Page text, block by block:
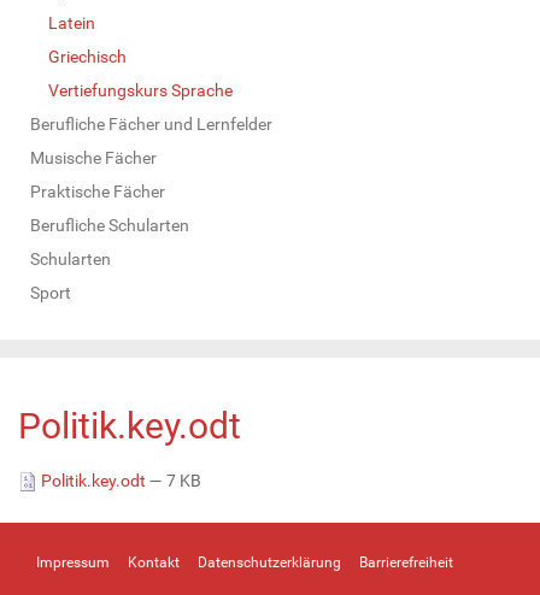
Latein
Griechisch
Vertiefungskurs Sprache
Berufliche Fächer und Lernfelder
Musische Fächer
Praktische Fächer
Berufliche Schularten
Schularten
Sport
Politik.key.odt
Politik.key.odt — 7 KB
Impressum Kontakt Datenschutzerklärung Barrierefreiheit